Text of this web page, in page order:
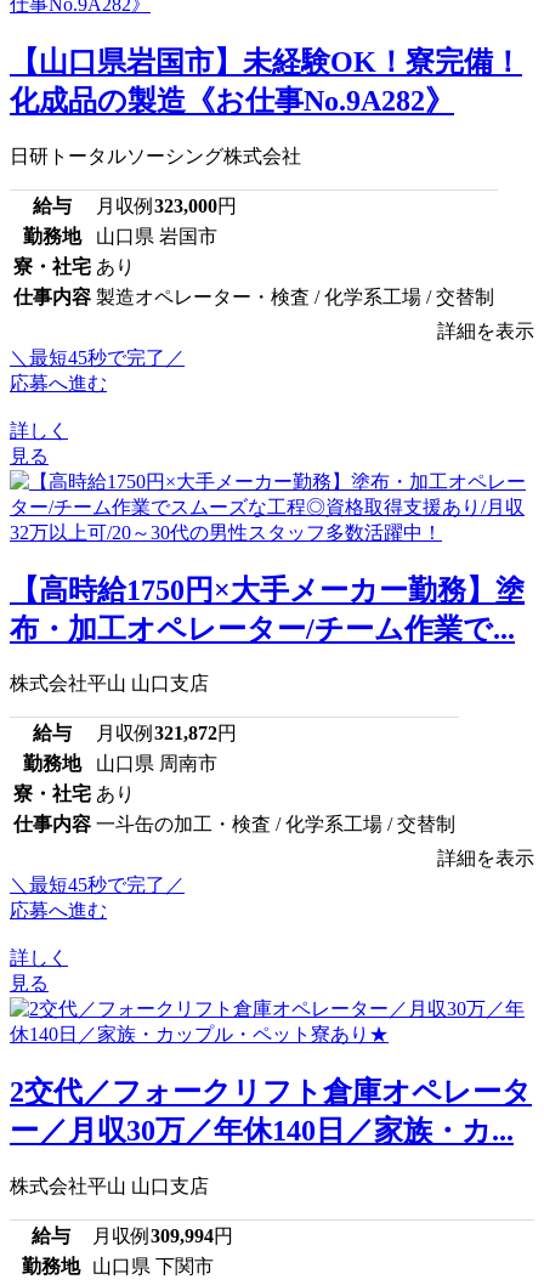
【山口県岩国市】未経験OK！寮完備！
化成品の製造《お仕事No.9A282》
日研トータルソーシング株式会社
給与 月収例 323,000円
勤務地
山口県 岩国市
寮・社宅 あり
仕事内容 製造オペレーター・検査 / 化学系工場 / 交替制
詳細を表示
＼最短45秒で完了／
応募へ進む
詳しく
見る
【高時給1750円×大手メーカー勤務】塗
布・加工オペレーター/チーム作業で...
株式会社平山 山口支店
給与 月収例 321,872円
勤務地
山口県 周南市
寮・社宅 あり
仕事内容 一斗缶の加工・検査 / 化学系工場 / 交替制
詳細を表示
＼最短45秒で完了／
応募へ進む
詳しく
見る
2交代／フォークリフト倉庫オペレータ
ー／月収30万／年休140日／家族・カ...
株式会社平山 山口支店
給与 月収例 309,994円
勤務地
山口県 下関市